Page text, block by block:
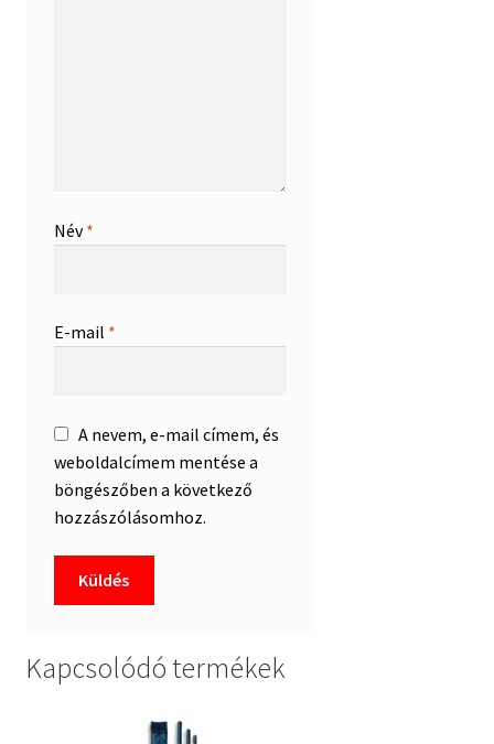
Név*
E-mail *
A nevem, e-mail címem, és
weboldalcímem mentése a
böngészőben a következő
hozzászólásomhoz.
Kapcsolódó termékek